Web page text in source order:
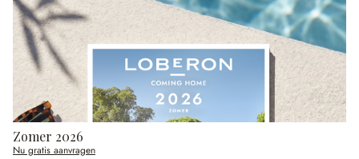
Zomer 2026
Nu gratis aanvragen